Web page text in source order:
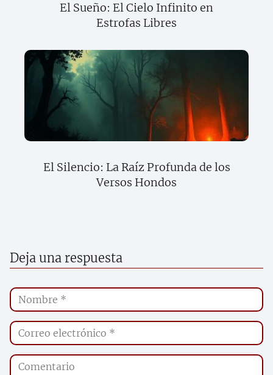
El Sueño: El Cielo Infinito en
Estrofas Libres
El Silencio: La Raíz Profunda de los
Versos Hondos
Deja una respuesta